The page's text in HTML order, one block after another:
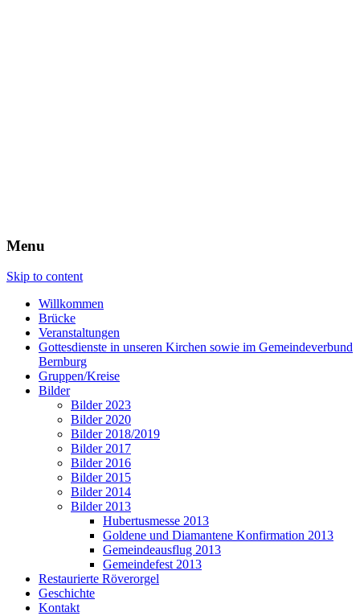
Menu
Skip to content
Willkommen
Brücke
Veranstaltungen
Gottesdienste in unseren Kirchen sowie im Gemeindeverbund
Bernburg
Gruppen/Kreise
Bilder
Bilder 2023
Bilder 2020
Bilder 2018/2019
Bilder 2017
Bilder 2016
Bilder 2015
Bilder 2014
Bilder 2013
Hubertusmesse 2013
Goldene und Diamantene Konfirmation 2013
Gemeindeausflug 2013
Gemeindefest 2013
Restaurierte Röverorgel
Geschichte
Kontakt